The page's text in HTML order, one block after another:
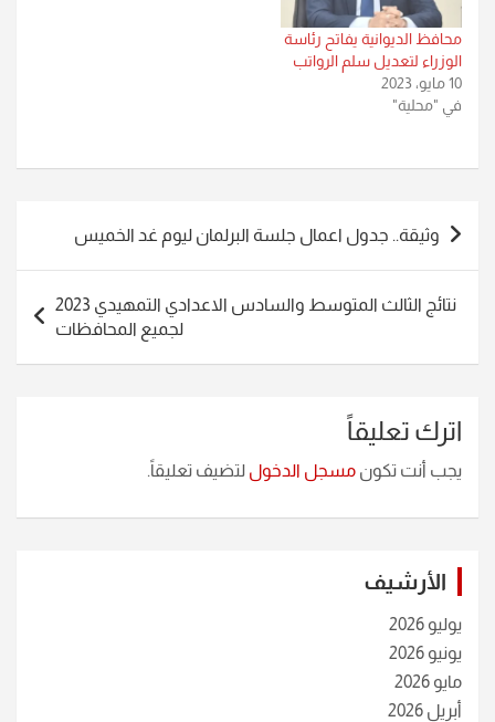
محافظ الديوانية يفاتح رئاسة
الوزراء لتعديل سلم الرواتب
10 مايو، 2023
في "محلية"
تصفّح
المقالات
وثيقة.. جدول اعمال جلسة البرلمان ليوم غد الخميس
نتائج الثالث المتوسط والسادس الاعدادي التمهيدي 2023
لجميع المحافظات
اترك تعليقاً
يجب أنت تكون مسجل الدخول لتضيف تعليقاً.
الأرشيف
يوليو 2026
يونيو 2026
مايو 2026
أبريل 2026